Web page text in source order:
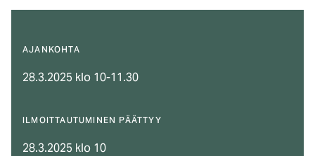
AJANKOHTA
28.3.2025 klo 10-11.30
ILMOITTAUTUMINEN PÄÄTTYY
28.3.2025 klo 10